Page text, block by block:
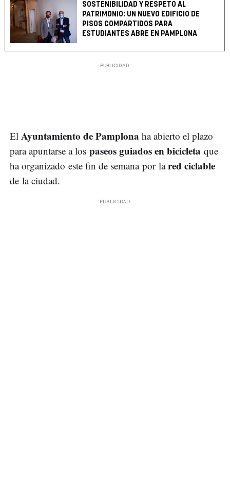
SOSTENIBILIDAD Y RESPETO AL
PATRIMONIO: UN NUEVO EDIFICIO DE
PISOS COMPARTIDOS PARA
ESTUDIANTES ABRE EN PAMPLONA
El Ayuntamiento de Pamplona ha abierto el plazo
para apuntarse a los paseos guiados en bicicleta que
ha organizado este fin de semana por lared ciclable
de la ciudad.